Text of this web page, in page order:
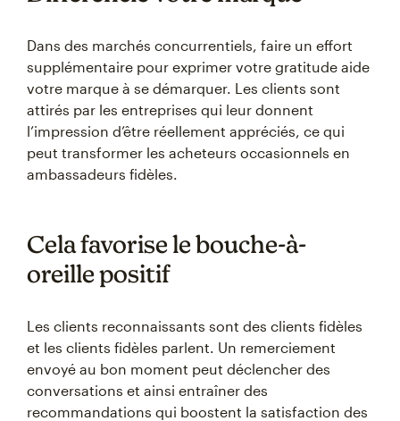
Dans des marchés concurrentiels, faire un effort
supplémentaire pour exprimer votre gratitude aide
votre marque à se démarquer. Les clients sont
attirés par les entreprises qui leur donnent
l’impression d’être réellement appréciés, ce qui
peut transformer les acheteurs occasionnels en
ambassadeurs fidèles.
Cela favorise le bouche-à-
oreille positif
Les clients reconnaissants sont des clients fidèles
et les clients fidèles parlent. Un remerciement
envoyé au bon moment peut déclencher des
conversations et ainsi entraîner des
recommandations qui boostent la satisfaction des